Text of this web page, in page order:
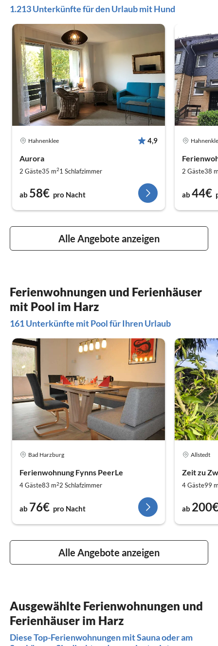
1.213 Unterkünfte für den Urlaub mit Hund
Hahnenklee 4,9
Aurora
2 Gäste35 m21 Schlafzimmer
ab 58€ pro Nacht
2 Gäste38
ab 44€
Alle Angebote anzeigen
Ferienwohnungen und Ferienhäuser
mit Pool im Harz
161 Unterkünfte mit Pool für Ihren Urlaub
Bad Harzburg
Ferienwohnung Fynns PeerLe
4 Gäste83 m22 Schlafzimmer
ab 76€ pro Nacht
Allstedt
Zeit zu
4 Gäste99
ab
Alle Angebote anzeigen
Ausgewählte Ferienwohnungen und
Ferienhäuser im Harz
Diese Top-Ferienwohnungen mit Sauna oder am